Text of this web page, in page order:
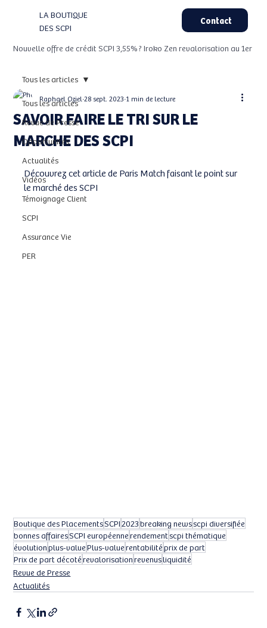
LA BOUTIQUE
DES SCPI
Nouvelle offre de crédit SCPI 3,55% ? Iroko Zen revalorisation au 1er
Contact
Tous les articles
Revue de Presse
Opportunités
Actualités
Vidéos
Témoignage Client
SCPI
Assurance Vie
PER
Tous les articles
SAVOIR FAIRE LE TRI SUR LE
MARCHE DES SCPI
Raphael Oziel28 sept. 2023 1 min de lecture
Découvrez cet article de Paris Match faisant le point sur
le marché des SCPI
Boutique des PlacementsSCPI2023breaking newsscpi diversifiée
bonnes affairesSCPI européennerendementscpi thématique
évolutionplus-valuePlus-valuerentabilitéprix de part
Prix de part décotérevalorisationrevenusliquidité
Revue de Presse
Actualités